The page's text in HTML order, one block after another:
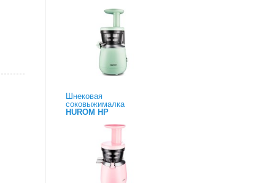
Шнековая
соковыжималка
HUROM HP